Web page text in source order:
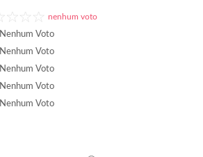
nenhum voto
Nenhum Voto
Nenhum Voto
Nenhum Voto
Nenhum Voto
Nenhum Voto